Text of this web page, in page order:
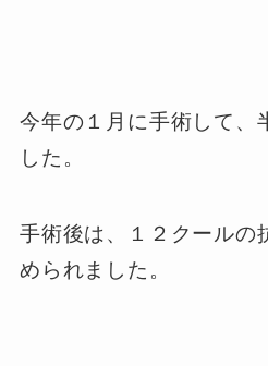
今年の１月に手術して、
した。
手術後は、１２クールの
められました。